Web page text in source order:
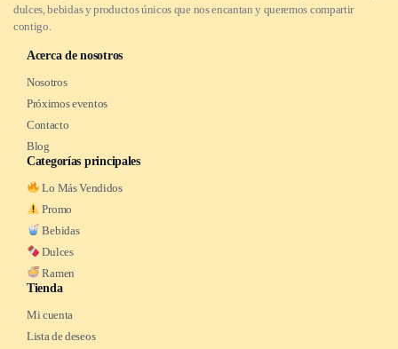
dulces, bebidas y productos únicos que nos encantan y queremos compartir
contigo.
Acerca de nosotros
Nosotros
Próximos eventos
Contacto
Blog
Categorías principales
Lo Más Vendidos
Promo
Bebidas
Dulces
Ramen
Tienda
Mi cuenta
Lista de deseos